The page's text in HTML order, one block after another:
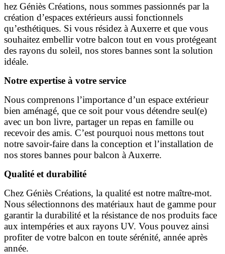
hez Géniès Créations, nous sommes passionnés par la
création d’espaces extérieurs aussi fonctionnels
qu’esthétiques. Si vous résidez à Auxerre et que vous
souhaitez embellir votre balcon tout en vous protégeant
des rayons du soleil, nos stores bannes sont la solution
idéale.
Notre expertise à votre service
Nous comprenons l’importance d’un espace extérieur
bien aménagé, que ce soit pour vous détendre seul(e)
avec un bon livre, partager un repas en famille ou
recevoir des amis. C’est pourquoi nous mettons tout
notre savoir-faire dans la conception et l’installation de
nos stores bannes pour balcon à Auxerre.
Qualité et durabilité
Chez Géniès Créations, la qualité est notre maître-mot.
Nous sélectionnons des matériaux haut de gamme pour
garantir la durabilité et la résistance de nos produits face
aux intempéries et aux rayons UV. Vous pouvez ainsi
profiter de votre balcon en toute sérénité, année après
année.